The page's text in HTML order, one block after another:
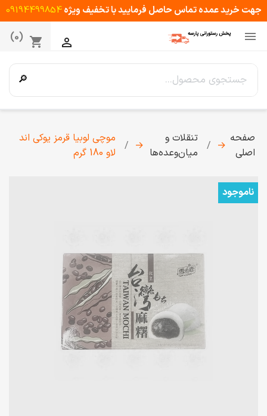
جهت خرید عمده تماس حاصل فرمایید با تخفیف ویژه09194499854

shopping_cart
(0) 
🔎
صفحه
اصلی
→
تنقلات و
میان‌وعده‌ها
→
موچی لوبیا قرمز یوکی اند
لاو 180 گرم
ناموجود